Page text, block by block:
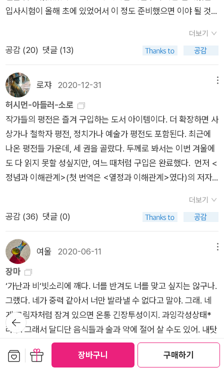
장바구니 구매하기
를 높이기를 원한다. 최고경영자들과 일류 운동선수들은 이기고
사람들은 기본적 욕구가 충족되지 않은 상황에서도 존엄한 인간
으로 대우받길 바란다. 심지어 자신들이 범죄자 취급을 받는 상황
에서는 차라리 복지 혜택 수혜를 포기하는 일까지 빈번하게 나타
난다. 지금껏 많은 정책이 수혜자들의 존엄성을 고려하지 않았다.
그 결과 정책적 지원을 가장 절박하게 필요로 하는 사람들이, 자
신들이 존중받지 못하고 있다는 이유로 그 정책들을 지지하지 않
았고, 그러한 정책들은 종종 실패했다. 그러므로 이제 공공 정책
은 ‘돈’과 ‘존엄’ 사이의 긴장 관계를 핵심적으로 고려해 설계되어
야 한다. 극빈층을 위해 일하는 단체들은 복지 서비스가 ‘보편적
으로’ 제공되어야 한다고 주장한다. 프랑스 정부가 가난한 사람들
중 30퍼센트가 가난을 벗어날 수 있게 돕는 프로그램을 시작할
것이 라는 이야기를 들었을 때 노숙자이던 티에리 로시Thierry
지 못할 거야”였다. 그는 “그 프로그램이 모든 사람을 지원하는
게 아니라면, 나는 내가 떨어질 게 확실하다고 생각한다”고 말했
다. 평생 “떨어져” 보기만 한 사람으로서, 붙을 가능성을 염두에
두고 무언가에 지원해 보는 것 자체를 포기해 버린 것이었다. _9
장 돈과 존엄, 481~482쪽 오늘날 같은 변화와 불안의 시기에,
사회 정책의 목적은 충격이 닥쳤을 때 사람들이 스스로의 가치를
폄하하게 되지 않으면서 충격을 흡수할 수 있게 돕는 것이다. 불
행히도, 현재의 시스템은 그렇지 않다. 우리의 사회 보호 시스템
은 여전히 빅토리아 시대의 틀을 따르고 있고, 너무나 많은 정치
인이 가난한 사람들과 사회적으로 불리한 처지에 있는 사람들에
게 경멸을 감추지 않는다. 그리고 태도의 변화가 이루어진다 해도
폈다. 혼자라서 불안한게 아니라 사는 방식이 잘못됐다고 겁주는
다. 저자의 말대로 한 존재가 고립에 처하는 건 관련 정책이 없어
1인가구가 증가함에 따라 늘어나는 범죄의 유형이 절도와 성범죄
라고 하던데 딱 그 말이 떠오르게 하는 책이다. 편견. 혐오와 차
별의 밑바탕에 편견이 자리한다. 편견은 '잘못된 일반화'에 근거
편견은 적대적인 말로 시작해 차별적인 행위, 물리적인 공격으로
발전한다. 인류는 이미 나치의 홀로코스트를 통해 편견의 최후 단
계를 경험했다. 이 책에서 저자는 편견적 인간과 편견 사회가 어
떻게 만들어지는지, 뿌리 깊은 혐오와 차별을 걷고 관용을 키울
방법은 무엇인지 탐구한다. 반세기전에 나왔지만 코로나19 사태
로 특정지역과 성소수자에 대한 혐오 발언이 기승을 부리는 요즘
의 한국사회를 설명하기에 부족함이 없다. 저렴한 것들의 세계
사.'따라서 1400년대 이후의 역사는 인류세가 아니라 자본세로
명명되어야 한다'인류 문명이 개발되면서 불평등 문제는 심화되
고 기후는 '비상사태'를 맞았다. 이런 문제들은 금융 자본주의와
신자유주의의 역기능이나부산물쯤으로 이해된다. 반세계화활동
가(라즈파텔)와 사회학과 교수(제이슨 W. 무어)인 저자들은 '자
본주의가 감춰온 비용'을 현세대의 우리가 지불하고 있다고 설명
한다. 인류문명은 값진 것들을 저렴하게 만듦으로써 진보해왔다.
자연, 돈, 노동, 돌봄, 식량, 에너지, 생명 이 일곱가지 자원이 싸구
려로 취급받게 된 역사적인 맥락을 파고든다. 값진것이 저렴해질
기하고 있는 게 흥미로왔다. 생각해보면 가난한 나라를 원조하는
많은 입장에서, 그들을 가난하다고 규정한 이유가 있을 테고 그들
에게 돈이든 현물이든 사람이든 지원할 때는 이것이 효과가 있을
것이라고 생각해서 하는 것일텐데, 어쩌면 지원하는 입장에서는
심이 들어 버렸다, 이 책을 읽는 동안. 저축 행위는 사람들이 미래
를 어떻게 예상하느냐에 따라 달라진다. 비록 가난하더라도 자신
의 바람을 실현할 기회가 분명 있을 거라고 생각하는 사람은 '경
솔한' 소비를 줄이고 미래에 투자하려 한다. 반면 아무래도 상관
없다고 생각하는 사람은 미래에 대한 기대가 없기 때문에 달리 계
획이 없다. 이에 따라 가난한 사람과 부유한 사람 간의 저축 활동
이 달라지고 똑같이 가난한 사람들 사이에서도 저축 형태가 다르
게 나타난다. (p275~276) 가난의 굴레를 벗어나기 위해 돈을
태에 머무르려고 한다. 처음엔 잘 하는 것 같다가도 나중에 그대
물붓기다. 그들은 그러니까 가난한 거다... 라는 생각에 반문을 하
고 있다. 그들이 먼 미래를 바라보고 뭔가를 하기 위해선, 그 먼
그들에게 미래에 대한 투자를 할 수 있는 여지를 불어넣어주면 그
다. 자신이 원하는 모든 것이 멀리 떨어져 있는 상황에서 희망을
유지하기는 매우 어렵다. 골대를 조금 가깝게 밀어주는 것은 가난
입사시험이 올해 초에 있었어서 이 정도 준비했으면 이야 될 것같
읽을거고..알라딘에 글도 더 쓸거고.. 그랬지만 다 망했다.ㅋㅋㅋ
ㅋ (솔직히 말하면 더이상 망할 것도 없어서 엄청 타격을 입은 건
을 하고 있다라고 얼핏 보았지만 그렇구나라고 넘겼던 그 '코로나
19'가 전지구적으로 퍼져나갔다. 모든 것을 덮쳐버렸다. 지금 시
점의 우리는 전염병이란 것이 이렇게 무서운 것이다라고 뼈저리
게 느끼고 있다. 이렇게 전지구적으로 대유행이 된 이유에는 대부
분의 나라가 하나로 연결되어있다는 점이다. 열심히 나라간 무역
도 하고 여행도 자금의 여유만 있다면 여러 나라에 손 쉽게 갈 수
있는 시대다. 경제가 금융의 시대로 넘어오면서 자국의 경제 상황
이 더 국제 상황에 연동되어 있다는 것은 부인할 수 없는 사실이
다. 지금 각자도생할 수 있는 나라가 전세계에서 몇이나 될까? 그
렇게 폐쇄적이라는 북한이라는 곳도 규모가 작거나 암시장을 통
은 일반 사람들에겐 손 쉬운 세계 여행을 통해 견문을 넓히기도
해주었고 다양한 무역, 금융의 발전은 우리 눈앞에 값싼 외국의
농산물이나 상품을 소비할 수 있게 되었다. 하지만 반대로 이런
세계가 연결되어있는 시대가 오히려 전염병이 폭발적으로 퍼질
수 있는 환경이 되어버렸다. 한국은 특히 올해 초 옆나라 중국의
상황이 심상치 않음을 느끼고 중국인 입국을 전면 차단해라/마라
라는 논쟁이 벌어지기도 했다. 그 이후로 신천지, 이태원발, 8.15
집회발의 일시적인 유행을 거쳐 겨울에 들어와서 일일 평균 약 1
000명의 확진자가 나오고 있는 시대를 살고 있다. 그리고 연 초
더보기
공감 (20) 댓글 (13)
로쟈2020-12-31
허시먼-아들러-소로
작가들의 평전은 즐겨 구입하는 도서 아이템이다. 더 확장하면 사
상가나 철학자 평전, 정치가나 예술가 평전도 포함된다. 최근에
나온 평전들 가운데, 세 권을 골랐다. 두께로 봐서는 이번 겨울에
도 다 읽지 못할 성싶지만, 여느 때처럼 구입은 완료했다. 먼저 <
정념과 이해관계>(첫 번역은 <열정과 이해관계>였다)의 저자
부제다. 국내에는 책이 몇 권 소개되지 않아서 이렇게 두툼한 평
전이 번역될 줄은 몰랐다. '독보적 경제학자 앨버트 O. 허시먼의
아 있음에도 공산주의적 유토피아에 동조하지 않았고, 제3세계
에 파견된 '외국인 전문가'였지만 '외국인 전문가'의 과도한 역할
을 비판했으며, 시장에 대한 신뢰를 저버리지 않았음에도 시장만
능주의에 휩쓸리지 않았고, 경제학자이면서도 그 경계 안에 안주
하지 않았다는 점에서 20세기 지성사의 특별하고 비범한 존재였
다. 이 책은 대공황과 파시즘, 혁명과 전쟁, 경제개발과 독재 등 2
0세기를 특징짓는 온갖 격동의 현장을 온몸으로 겪어낸 바로 이
'숙고하는 활동가'이자 '행동하는 지식인'의 치열한 지적.실천적
여정을 추적한다.'아무튼 소개된 덕분에 독보적이면서도 비범한,
더보기
공감 (36) 댓글 (0)
여울 2020-06-11
장마
‘가난과 비‘빗소리에 깨다. 너를 반겨도 너를 맞고 싶지는 않구나.
그랬다. 네가 중력 같아서 너만 발라낼 수 없다고 말야. 그래. 네
게 그림자처럼 잠겨 있으면 온통 긴장투성이지. 과잉각성상태*
라구. 그래서 달디단 음식들과 술과 약에 절어 살 수도 있어. 내탓
잘한다고 빠져나갈 수 있는 일이 아니란거야.좌우우좌의 문제가
더보기
뒤로가
기